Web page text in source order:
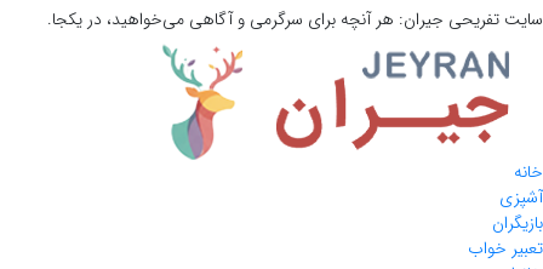
سایت تفریحی جیران: هر آنچه برای سرگرمی و آگاهی می‌خواهید، در یکجا.
خانه
آشپزی
بازیگران
تعبیر خواب